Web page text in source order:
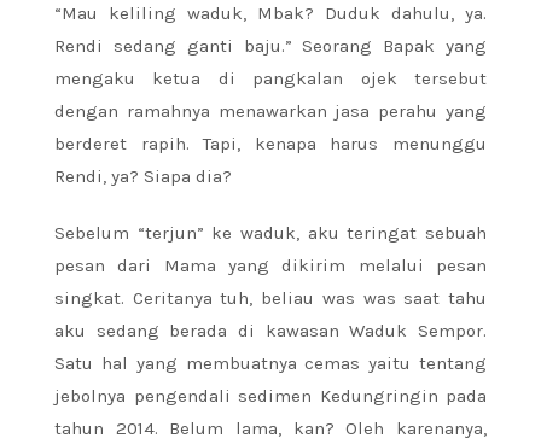
“Mau keliling waduk, Mbak? Duduk dahulu, ya.
Rendi sedang ganti baju.” Seorang Bapak yang
mengaku ketua di pangkalan ojek tersebut
dengan ramahnya menawarkan jasa perahu yang
berderet rapih. Tapi, kenapa harus menunggu
Rendi, ya? Siapa dia?
Sebelum “terjun” ke waduk, aku teringat sebuah
pesan dari Mama yang dikirim melalui pesan
singkat. Ceritanya tuh, beliau was was saat tahu
aku sedang berada di kawasan Waduk Sempor.
Satu hal yang membuatnya cemas yaitu tentang
jebolnya pengendali sedimen Kedungringin pada
tahun 2014. Belum lama, kan? Oleh karenanya,